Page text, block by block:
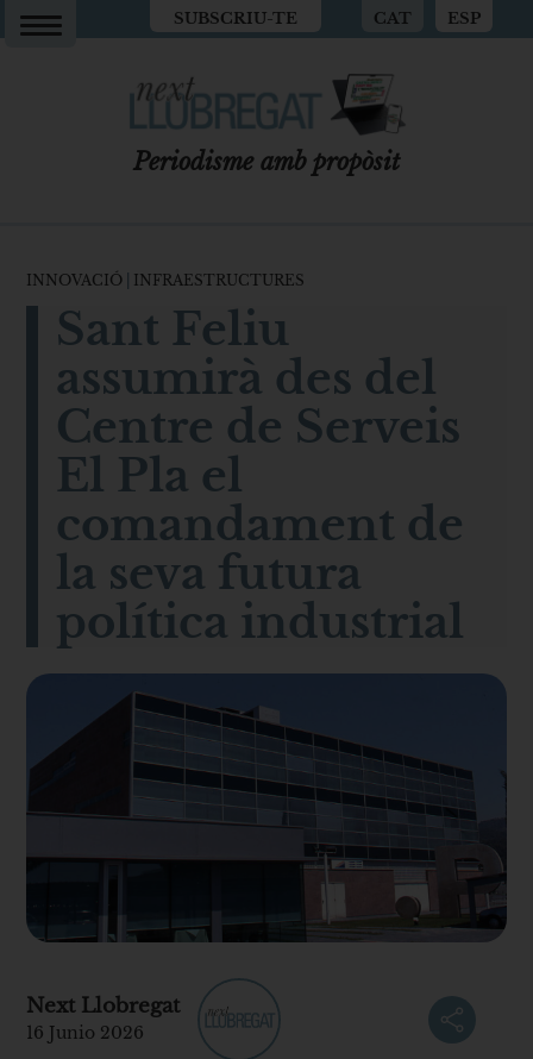
SUBSCRIU-TE CAT ESP
Periodisme amb propòsit
INNOVACIÓ INFRAESTRUCTURES
Sant Feliu
assumirà des del
Centre de Serveis
El Pla el
comandament de
la seva futura
política industrial
Next Llobregat
16 Junio 2026